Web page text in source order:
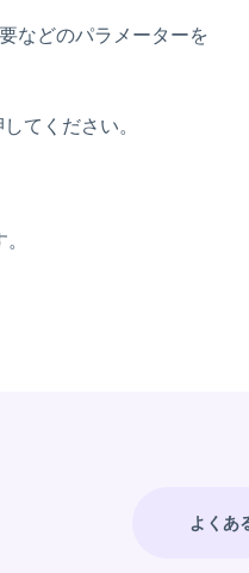
などのパラメーターを
てください。
よくあ